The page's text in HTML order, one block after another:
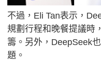
不過，Eli Tan表示，
規劃行程和晚餐提議時
籌。另外，DeepSeek
題。